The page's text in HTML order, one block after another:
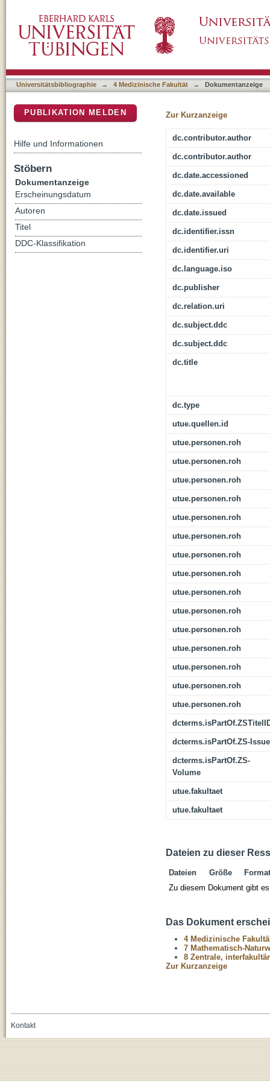
inflammatory cytokine/chemokine responses
Universitätsbibliographie → 4 Medizinische Fakultät → Dokumentanzeige
Zur Kurzanzeige
dc.contributor.author
dc.contributor.author
dc.date.accessioned
dc.date.available
dc.date.issued
dc.identifier.issn
dc.identifier.uri
dc.language.iso
dc.publisher
dc.relation.uri
dc.subject.ddc
dc.subject.ddc
dc.title
dc.type
utue.quellen.id
utue.personen.roh
utue.personen.roh
utue.personen.roh
utue.personen.roh
utue.personen.roh
utue.personen.roh
utue.personen.roh
utue.personen.roh
utue.personen.roh
utue.personen.roh
utue.personen.roh
utue.personen.roh
utue.personen.roh
utue.personen.roh
utue.personen.roh
dcterms.isPartOf.ZS-Issue
dcterms.isPartOf.ZS-
Volume
utue.fakultaet
utue.fakultaet
Dateien zu dieser
Dateien Größe
Format
Zu diesem Dokument gibt
Das Dokument
4 Medizinische
7 Mathematisch-
8 Zentrale,
Zur Kurzanzeige
PUBLIKATION MELDEN
Hilfe und Informationen
Stöbern
Dokumentanzeige
Erscheinungsdatum
Autoren
Titel
DDC-Klassifikation
Kontakt